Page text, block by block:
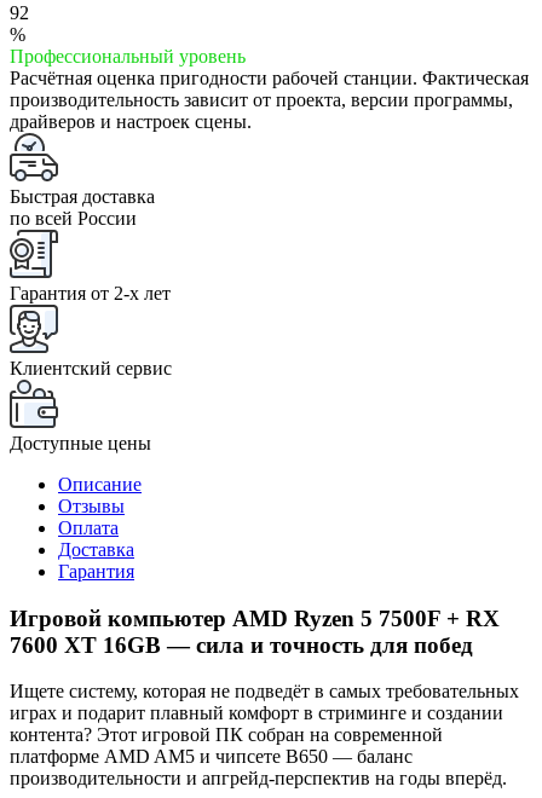
92
%
Профессиональный уровень
Расчётная оценка пригодности рабочей станции. Фактическая
производительность зависит от проекта, версии программы,
драйверов и настроек сцены.
Быстрая доставка
по всей России
Гарантия от 2-x лет
Клиентский сервис
Доступные цены
Описание
Отзывы
Оплата
Доставка
Гарантия
Игровой компьютер AMD Ryzen 5 7500F + RX
7600 XT 16GB — сила и точность для побед
Ищете систему, которая не подведёт в самых требовательных
играх и подарит плавный комфорт в стриминге и создании
контента? Этот игровой ПК собран на современной
платформе AMD AM5 и чипсете B650 — баланс
производительности и апгрейд-перспектив на годы вперёд.